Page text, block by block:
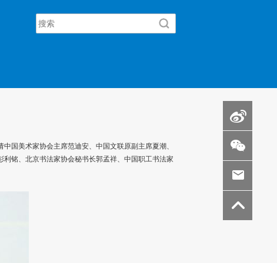
国美术家协会主席范迪安、中国文联原副主席夏潮、
铭、北京书法家协会秘书长郭孟祥、中国职工书法家